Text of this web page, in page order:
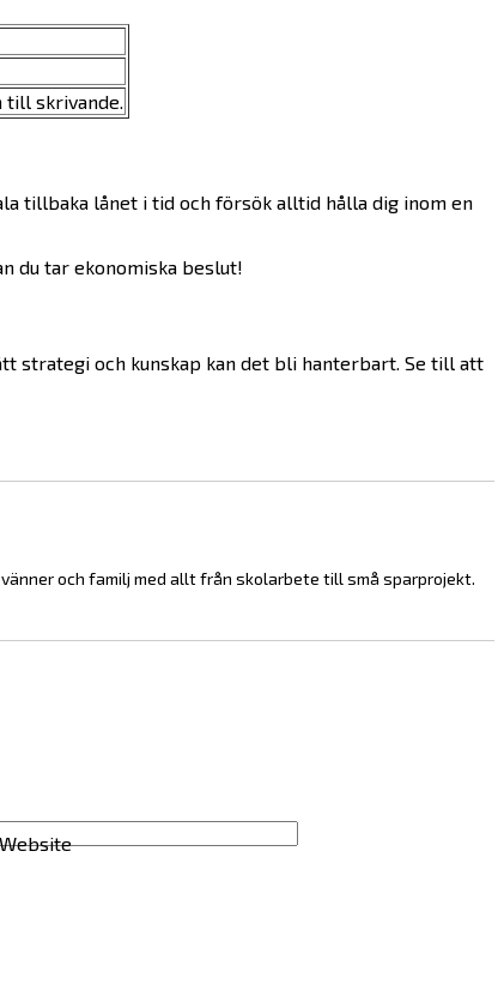
skrivande.
tillbaka lånet i tid och försök alltid hålla dig inom en
du tar ekonomiska beslut!
strategi och kunskap kan det bli hanterbart. Se till att
och familj med allt från skolarbete till små sparprojekt.